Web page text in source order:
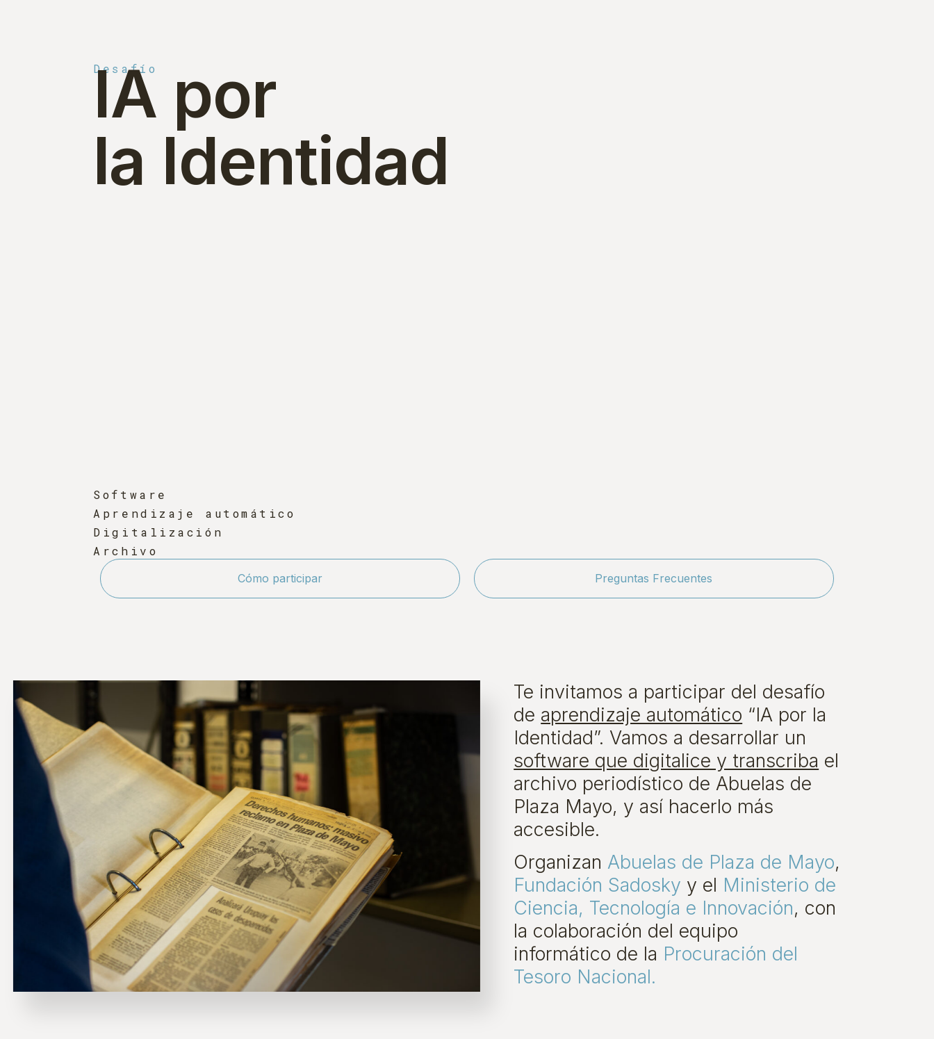
Desafío
IA por
la Identidad
Software
Aprendizaje automático
Digitalización
Archivo
Cómo participar Preguntas Frecuentes
Te invitamos a participar del desafío
de aprendizaje automático “IA por la
Identidad”. Vamos a desarrollar un
software que digitalice y transcriba el
archivo periodístico de Abuelas de
Plaza Mayo, y así hacerlo más
accesible.
OrganizanAbuelas de Plaza de Mayo,
Fundación Sadosky y el Ministerio de
Ciencia, Tecnología e Innovación, con
la colaboración del equipo
informático de la Procuración del
Tesoro Nacional.